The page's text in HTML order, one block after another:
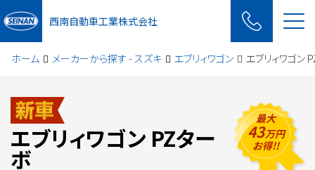
西南自動車工業株式会社
ホーム メーカーから探す - スズキ エブリィワゴン エブリィワゴン
エブリィワゴン PZター
ボ
最大
43万円
お得!!